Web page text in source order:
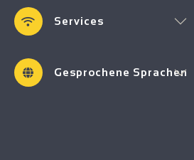
Services
Gesprochene Sprachen